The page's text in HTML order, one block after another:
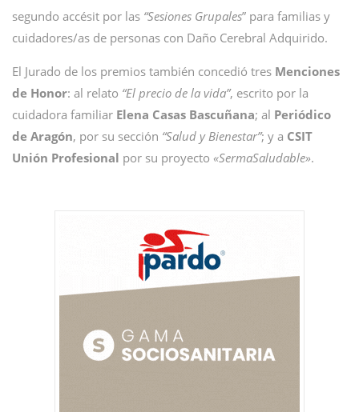
segundo accésit por las “Sesiones Grupales” para familias y
cuidadores/as de personas con Daño Cerebral Adquirido.
El Jurado de los premios también concedió tres Menciones
de Honor: al relato “El precio de la vida”, escrito por la
cuidadora familiar Elena Casas Bascuñana; al Periódico
de Aragón, por su sección “Salud y Bienestar”; y a CSIT
Unión Profesional por su proyecto «SermaSaludable».